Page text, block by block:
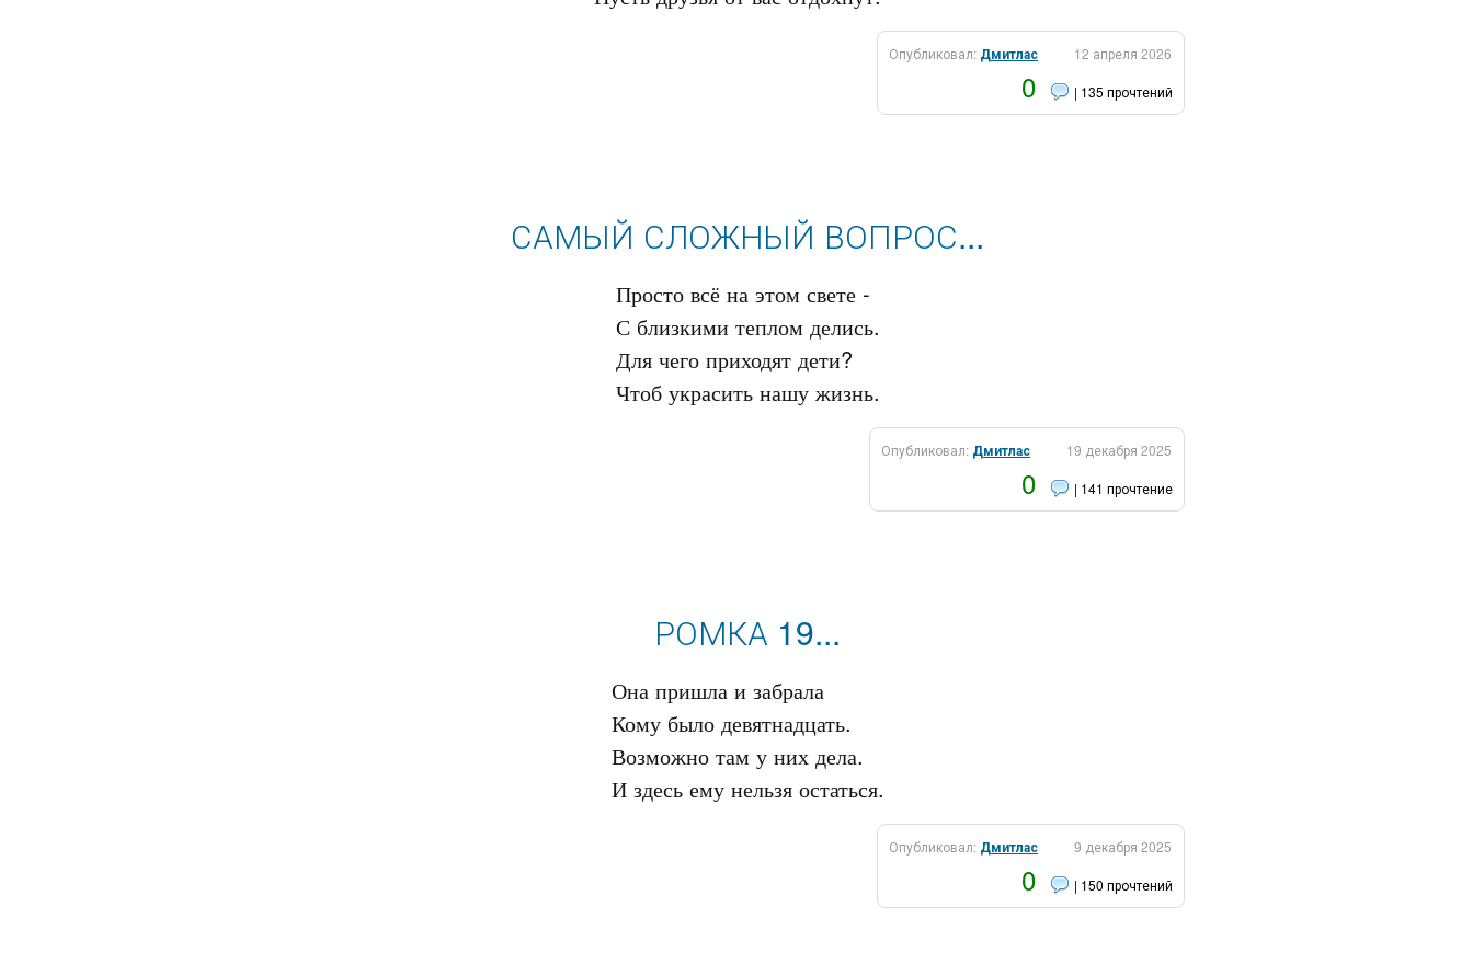
Опубликовал: Дмитлас 12 апреля 2026
0 | 135 прочтений
САМЫЙ СЛОЖНЫЙ ВОПРОС...
Просто всё на этом свете -
С близкими теплом делись.
Для чего приходят дети?
Опубликовал: Дмитлас 19 декабря 2025
0 | 141 прочтение
РОМКА 19...
Она пришла и забрала‌
Кому было девятнадцать.
Возможно там у них дела.
Опубликовал: Дмитлас 9 декабря 2025
0 | 150 прочтений